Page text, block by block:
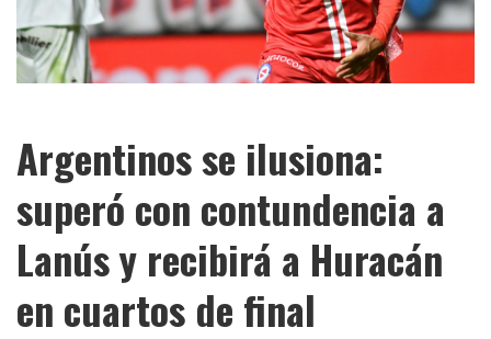
Argentinos se ilusiona:
superó con contundencia a
Lanús y recibirá a Huracán
en cuartos de final